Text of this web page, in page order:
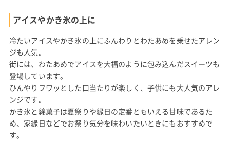
アイスやかき氷の上に
冷たいアイスやかき氷の上にふんわりとわたあめを乗せたアレン
ジも人気。
街には、わたあめでアイスを大福のように包み込んだスイーツも
登場しています。
ひんやりフワッとした口当たりが楽しく、子供にも大人気のアレ
ンジです。
かき氷と綿菓子は夏祭りや縁日の定番ともいえる甘味であるた
め、家縁日などでお祭り気分を味わいたいときにもおすすめで
す。